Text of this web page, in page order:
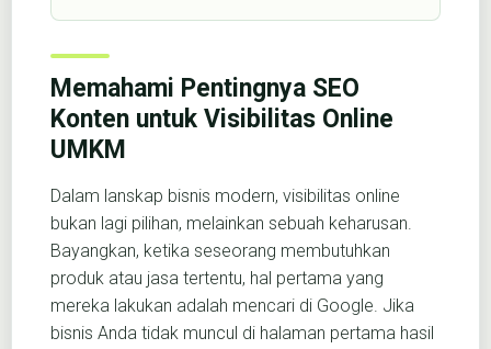
Memahami Pentingnya SEO
Konten untuk Visibilitas Online
UMKM
Dalam lanskap bisnis modern, visibilitas online
bukan lagi pilihan, melainkan sebuah keharusan.
Bayangkan, ketika seseorang membutuhkan
produk atau jasa tertentu, hal pertama yang
mereka lakukan adalah mencari di Google. Jika
bisnis Anda tidak muncul di halaman pertama hasil